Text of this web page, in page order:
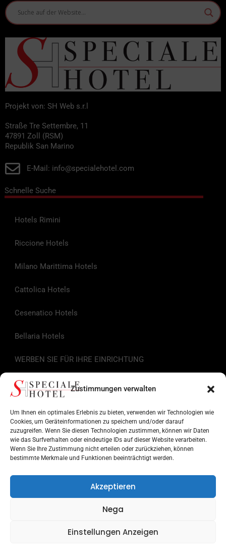
Zustimmungen verwalten
Um Ihnen ein optimales Erlebnis zu bieten, verwenden wir Technologien wie
Cookies, um Geräteinformationen zu speichern und/oder darauf
zuzugreifen. Wenn Sie diesen Technologien zustimmen, können wir Daten
wie das Surfverhalten oder eindeutige IDs auf dieser Website verarbeiten.
Wenn Sie Ihre Zustimmung nicht erteilen oder zurückziehen, können
bestimmte Merkmale und Funktionen beeinträchtigt werden.
Akzeptieren
Nega
Einstellungen Anzeigen
Projekt von: SH Web s.r.l
Straße Tre Settembre, 11
47891 Zoll (RSM)
Republik San Marino
E-Mail: info@specialehotel.com
Schnelle Suche
Hotels Rimini
Riccione Hotels
Milano Marittima Hotels
Cattolica Hotels
Cesenatico Hotels
Bellaria Hotels
WERBEN SIE FÜR IHRE EINRICHTUNG
Nützliche Links
Tourist-Information
Hotels an der Romagnolischen Riviera
Sehenswertes in der Romagna